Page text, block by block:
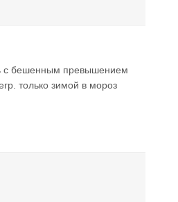
с бешенным превышением
только зимой в мороз